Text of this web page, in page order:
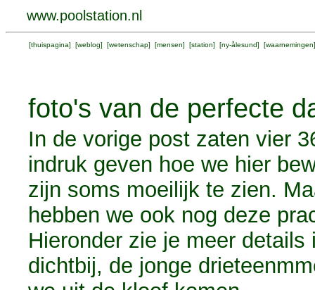
www.poolstation.nl
[thuispagina] [weblog] [wetenschap] [mensen] [station] [ny-ålesund] [waarnemingen
foto's van de perfecte
In de vorige post zaten vier
indruk geven hoe we hier
zijn soms moeilijk te zien.
hebben we ook nog deze
Hieronder zie je meer
dichtbij, de jonge